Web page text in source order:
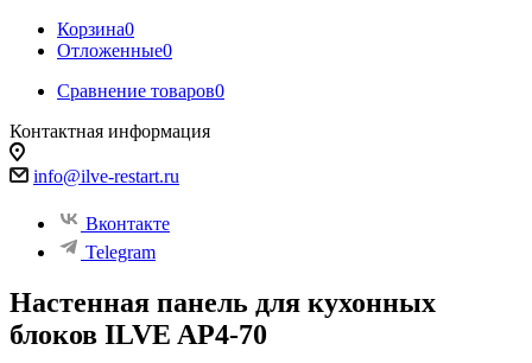
Корзина0
Отложенные0
Сравнение товаров0
Контактная информация
info@ilve-restart.ru
Вконтакте
Telegram
Настенная панель для кухонных
блоков ILVE AP4-70